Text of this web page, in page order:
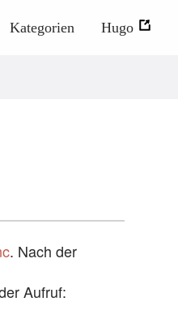
Kategorien Hugo
. Nach der
Aufruf: